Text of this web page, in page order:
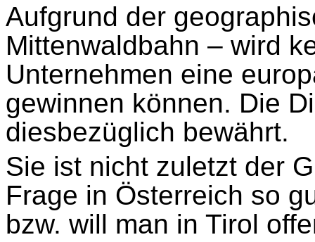
Aufgrund der
Mittenwaldbahn – wird
Unternehmen eine
gewinnen können. Die
diesbezüglich bewährt.
Sie ist nicht zuletzt der
Frage in Österreich so
bzw. will man in Tirol